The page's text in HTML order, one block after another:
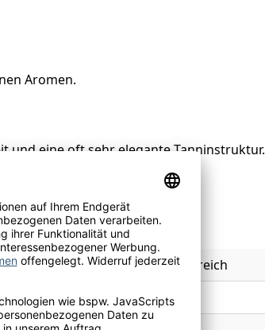
Aromen.
und eine oft sehr elegante Tanninstruktur.
33460 Margaux-Cantenac, Frankreich